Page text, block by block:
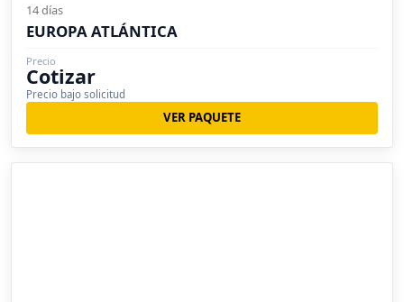
14 días
EUROPA ATLÁNTICA
Precio
Cotizar
Precio bajo solicitud
VER PAQUETE